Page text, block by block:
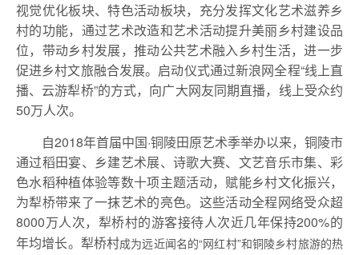
视觉优化板块、特色活动板块，充分发挥文化艺术滋养乡
村的功能，通过艺术改造和艺术活动提升美丽乡村建设品
位，带动乡村发展，推动公共艺术融入乡村生活，进一步
促进乡村文旅融合发展。启动仪式通过新浪网全程“线上直
播、云游犁桥”的方式，向广大网友同期直播，线上受众约
50万人次。
自2018年首届中国·铜陵田原艺术季举办以来，铜陵市
通过稻田宴、乡建艺术展、诗歌大赛、文艺音乐市集、彩
色水稻种植体验等数十项主题活动，赋能乡村文化振兴，
为犁桥带来了一抹艺术的亮色。这些活动全程网络受众超
8000万人次，犁桥村的游客接待人次近几年保持200%的
年均增长。 犁桥村成为远近闻名的“网红村”和铜陵乡村旅游的热